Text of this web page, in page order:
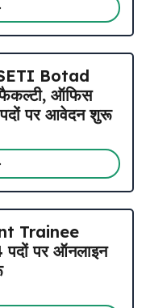
Botad
ऑफिस
पर आवेदन शुरू
Trainee
पर ऑनलाइन